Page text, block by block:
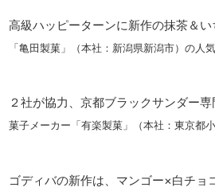
高級ハッピーターンに新作の抹茶＆い
「亀田製菓」（本社：新潟県新潟市）の
２社が協力、京都ブラックサンダー専
菓子メーカー「有楽製菓」（本社：東京都
ゴディバの新作は、マンゴー×白チョ